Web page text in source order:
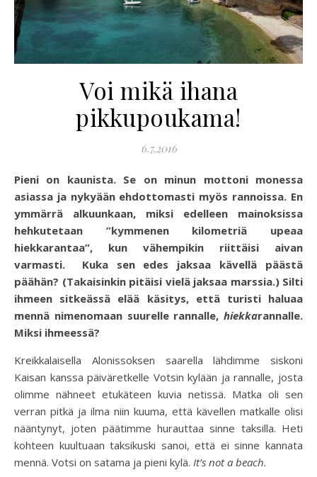
Voi mikä ihana
pikkupoukama!
6.7.2016
Pieni on kaunista. Se on minun mottoni monessa
asiassa ja nykyään ehdottomasti myös rannoissa. En
ymmärrä alkuunkaan, miksi edelleen mainoksissa
hehkutetaan ”kymmenen kilometriä upeaa
hiekkarantaa”, kun vähempikin riittäisi aivan
varmasti. Kuka sen edes jaksaa kävellä päästä
päähän? (Takaisinkin pitäisi vielä jaksaa marssia.) Silti
ihmeen sitkeässä elää käsitys, että turisti haluaa
mennä nimenomaan suurelle rannalle, hiekkarannalle.
Miksi ihmeessä?
Kreikkalaisella Alonissoksen saarella lähdimme siskoni
Kaisan kanssa päiväretkelle Votsin kylään ja rannalle, josta
olimme nähneet etukäteen kuvia netissä. Matka oli sen
verran pitkä ja ilma niin kuuma, että kävellen matkalle olisi
nääntynyt, joten päätimme hurauttaa sinne taksilla. Heti
kohteen kuultuaan taksikuski sanoi, että ei sinne kannata
mennä. Votsi on satama ja pieni kylä. It’s not a beach.